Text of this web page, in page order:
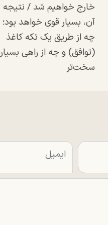
خارج خواهیم شد / نتیجه
آن، بسیار قوی خواهد بود؛
چه از طریق یک تکه کاغذ
(توافق) و چه از راهی بسیار
سخت‌تر